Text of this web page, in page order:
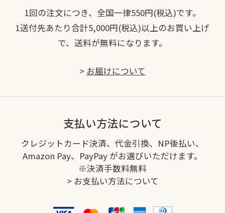
1回の注文につき、全国一律550円(税込)です。
1送付先あたり合計5,000円(税込)以上のお買い上げ
で、送料が無料になります。
> お届けについて
支払い方法について
クレジットカード決済、代金引換、NP後払い、
Amazon Pay、PayPay がお選びいただけます。
※決済手数料無料
> お支払い方法について